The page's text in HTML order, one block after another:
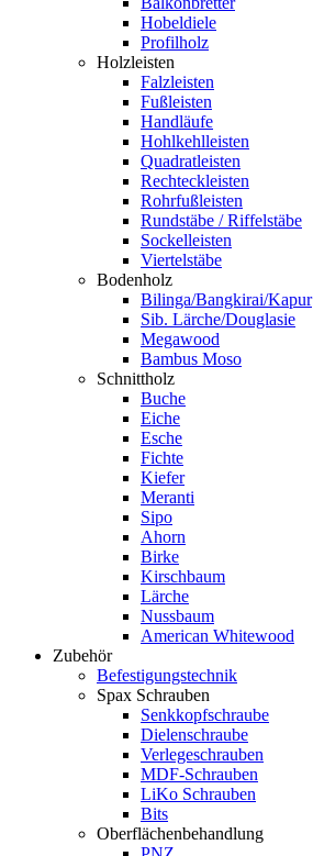
Hobeldiele
Profilholz
Holzleisten
Falzleisten
Fußleisten
Handläufe
Hohlkehlleisten
Quadratleisten
Rechteckleisten
Rohrfußleisten
Rundstäbe / Riffelstäbe
Sockelleisten
Viertelstäbe
Bodenholz
Bilinga/Bangkirai/Kapur
Sib. Lärche/Douglasie
Megawood
Bambus Moso
Schnittholz
Buche
Eiche
Esche
Fichte
Kiefer
Meranti
Sipo
Ahorn
Birke
Kirschbaum
Lärche
Nussbaum
American Whitewood
Zubehör
Befestigungstechnik
Spax Schrauben
Senkkopfschraube
Dielenschraube
Verlegeschrauben
MDF-Schrauben
LiKo Schrauben
Bits
Oberflächenbehandlung